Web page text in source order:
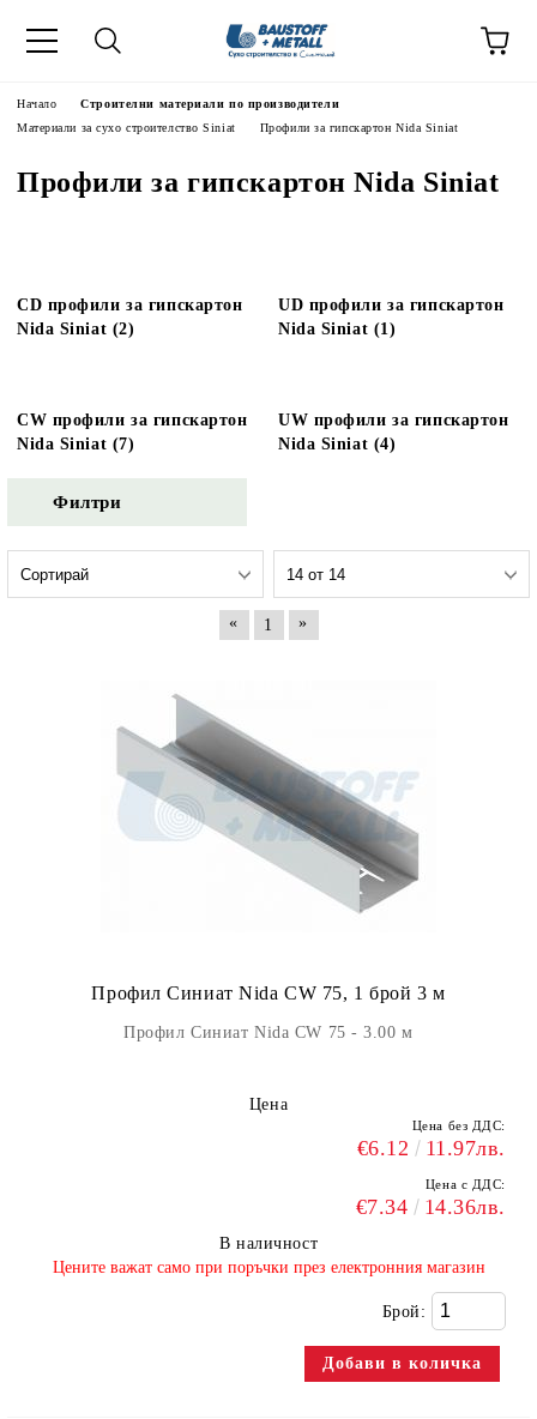
Начало
Строителни материали по производители
Материали за сухо строителство Siniat
Профили за гипскартон Nida Siniat
Профили за гипскартон Nida Siniat
CD профили за гипскартон
Nida Siniat (2)
UD профили за гипскартон
Nida Siniat (1)
CW профили за гипскартон
Nida Siniat (7)
UW профили за гипскартон
Nida Siniat (4)
Филтри
« 1 »
Профил Синиат Nida CW 75, 1 брой 3 м
Профил Синиат Nida CW 75 - 3.00 м
Цена
Цена без ДДС:
€6.12 11.97лв.
Цена с ДДС:
€7.34 14.36лв.
В наличност
​Цените важат само при поръчки през електронния магазин
Брой: